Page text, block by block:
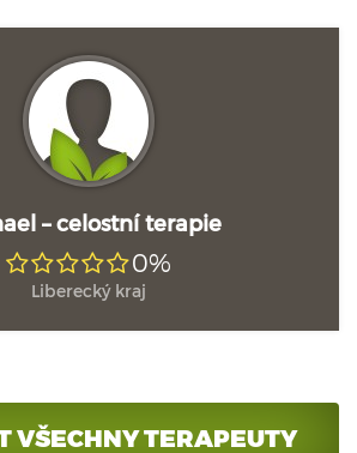
– celostní terapie
0%
Liberecký kraj
VŠECHNY TERAPEUTY